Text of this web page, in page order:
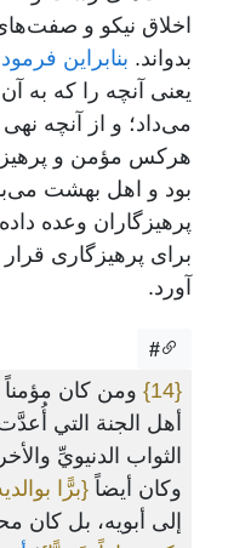
اخلاق نیکو و
بدواند. بنابراین
یعنی آنچه را که به
می‌داد؛ و از آنچه
هرکس مؤمن و
بود و اهل بهشت
پرهیزگاران وعده
برای پرهیزگاری
آورد.
#
{14}
ومن كان مؤمناً
أهل الجنة التي
الثواب الدنيويِّ
وكان أيضاً {برًّا
إلى أبويه، بل كان